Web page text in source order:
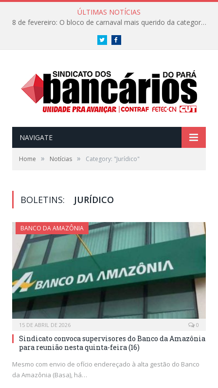
ÚLTIMAS NOTÍCIAS
8 de fevereiro: O bloco de carnaval mais querido da categoria já tem data. Vem pro CarnaBancários 2025!
Twitter
NAVIGATE
Home » Notícias » Category: "Jurídico"
BOLETINS: JURÍDICO
BANCO DA AMAZÔNIA
15 DE ABRIL DE 2026 0
Sindicato convoca supervisores do Banco da Amazônia
para reunião nesta quinta-feira (16)
Mesmo com envio de ofício endereçado à alta gestão do Banco
da Amazônia (Basa), há…